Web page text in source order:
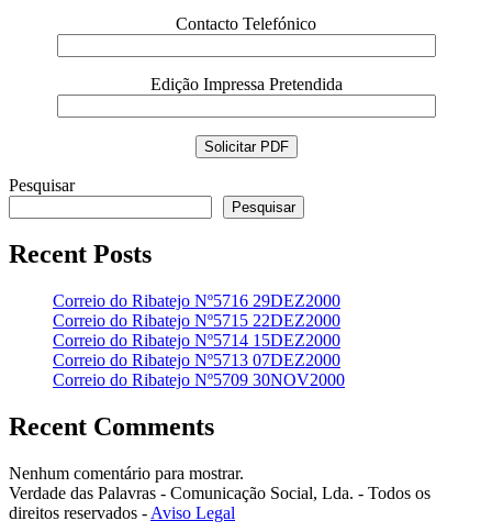
Contacto Telefónico
Edição Impressa Pretendida
Pesquisar
Pesquisar
Recent Posts
Correio do Ribatejo Nº5716 29DEZ2000
Correio do Ribatejo Nº5715 22DEZ2000
Correio do Ribatejo Nº5714 15DEZ2000
Correio do Ribatejo Nº5713 07DEZ2000
Correio do Ribatejo Nº5709 30NOV2000
Recent Comments
Nenhum comentário para mostrar.
Verdade das Palavras - Comunicação Social, Lda. - Todos os
direitos reservados - Aviso Legal